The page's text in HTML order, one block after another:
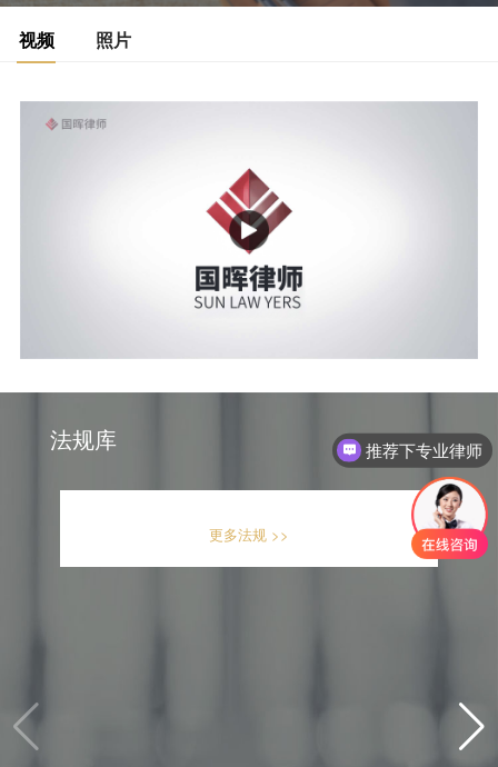
视频 照片
法规库
更多法规 >>
推荐下专业律师